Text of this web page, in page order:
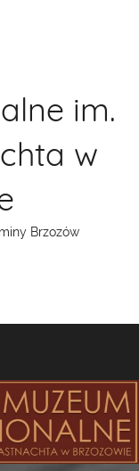
im.
w
Brzozów